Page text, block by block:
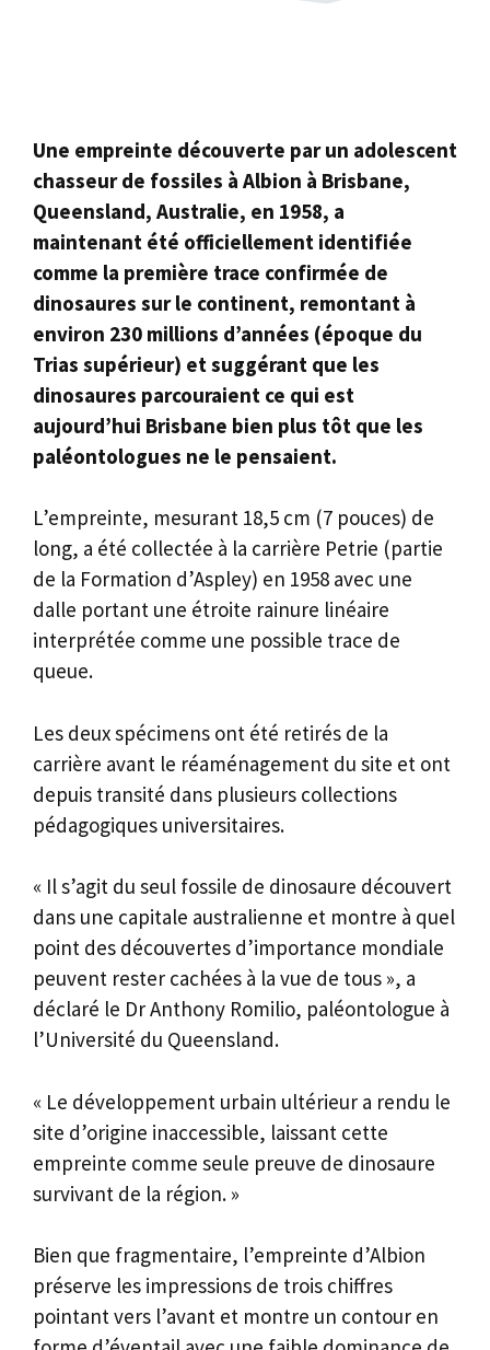
Une empreinte découverte par un adolescent
chasseur de fossiles à Albion à Brisbane,
Queensland, Australie, en 1958, a
maintenant été officiellement identifiée
comme la première trace confirmée de
dinosaures sur le continent, remontant à
environ 230 millions d’années (époque du
Trias supérieur) et suggérant que les
dinosaures parcouraient ce qui est
aujourd’hui Brisbane bien plus tôt que les
paléontologues ne le pensaient.
L’empreinte, mesurant 18,5 cm (7 pouces) de
long, a été collectée à la carrière Petrie (partie
de la Formation d’Aspley) en 1958 avec une
dalle portant une étroite rainure linéaire
interprétée comme une possible trace de
queue.
Les deux spécimens ont été retirés de la
carrière avant le réaménagement du site et ont
depuis transité dans plusieurs collections
pédagogiques universitaires.
« Il s’agit du seul fossile de dinosaure découvert
dans une capitale australienne et montre à quel
point des découvertes d’importance mondiale
peuvent rester cachées à la vue de tous », a
déclaré le Dr Anthony Romilio, paléontologue à
l’Université du Queensland.
« Le développement urbain ultérieur a rendu le
site d’origine inaccessible, laissant cette
empreinte comme seule preuve de dinosaure
survivant de la région. »
Bien que fragmentaire, l’empreinte d’Albion
préserve les impressions de trois chiffres
pointant vers l’avant et montre un contour en